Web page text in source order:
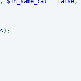
, $in_same_cat = false,
);